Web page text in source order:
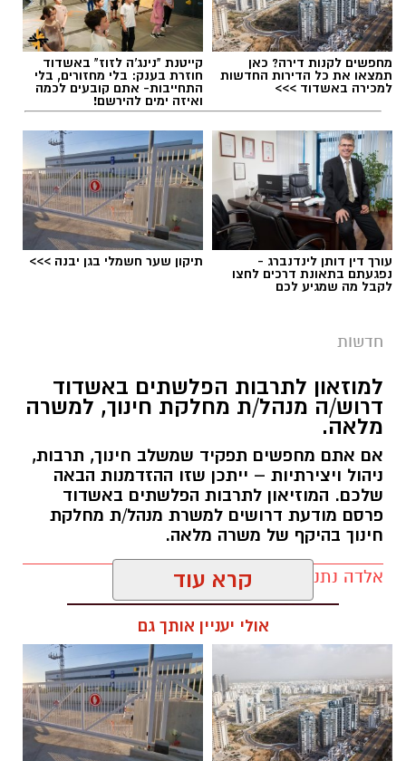
עבודות בכביש
העבודות יבוצעו לצורך חידוש סימוני הדרך והתקנת
הסדרי התנועה:
תבוצע חסימה הרמטית של רמפות הכניסה ממחלף
אשדוד צפון לכביש 4 לכיוון דרום. לנוסעים לכיוון
דרום מומלץ להמשיך דרך מחלף יבנה ולהצטרף
משם לכביש 4.
מומלץ להיערך מראש ולהיעזר בישומוני הניווט.
העבודות מבוצעות כחלק מפעולות לחידוש סימוני
הדרך ושיפור בטיחות הנסיעה עבור כלל משתמשי
הדרך. אנו מתנצלים על אי הנוחות הזמנית ומודים
‏כדי לעקוב אחרי הערוץ גן יבנה נט ב-WhatsApp
לחצו כאן
מחפשים לקנות דירה? כאן
תמצאו את כל הדירות החדשות
למכירה באשדוד >>>
קייטנת "נינג'ה לזוז" באשדוד
חוזרת בענק: בלי מחזורים, בלי
התחייבות- אתם קובעים לכמה
ואיזה ימים להירשם!
עורך דין דותן לינדנברג -
נפגעתם בתאונת דרכים לחצו
לקבל מה שמגיע לכם
תיקון שער חשמלי בגן יבנה >>>
חדשות
למוזאון לתרבות הפלשתים באשדוד
דרוש/ה מנהל/ת מחלקת חינוך, למשרה
מלאה.
אם אתם מחפשים תפקיד שמשלב חינוך, תרבות,
ניהול ויצירתיות – ייתכן שזו ההזדמנות הבאה
שלכם. המוזיאון לתרבות הפלשתים באשדוד
פרסם מודעת דרושים למשרת מנהל/ת מחלקת
חינוך בהיקף של משרה מלאה.
אלדה נתנאל / 17:57 06.08.26
תגים:דרושים
קרא עוד
אולי יעניין אותך גם